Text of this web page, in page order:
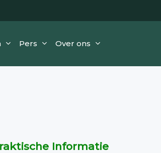
Pers Over ons
Informatie